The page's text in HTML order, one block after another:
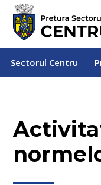
Sectorul Centru
Sectorul Centru